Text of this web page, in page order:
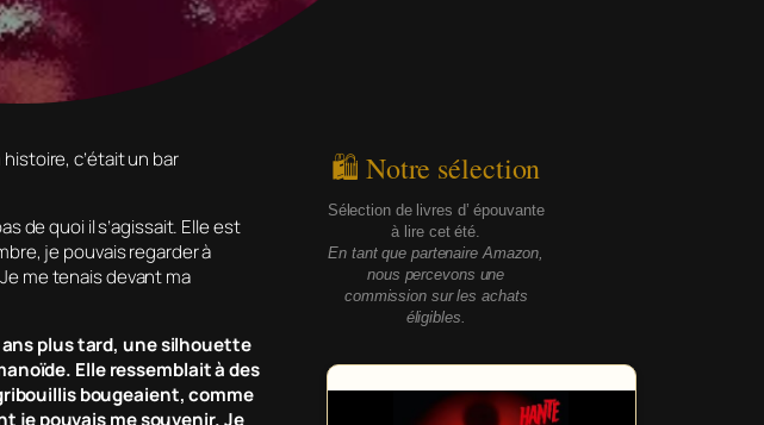
c’était un bar
de quoi il s’agissait. Elle est
je pouvais regarder à
me tenais devant ma
plus tard, une silhouette
Elle ressemblait à des
bougeaient, comme
🛍 Notre sélection
Sélection de livres d’ épouvante
à lire cet été.
En tant que partenaire Amazon,
nous percevons une
commission sur les achats
éligibles.